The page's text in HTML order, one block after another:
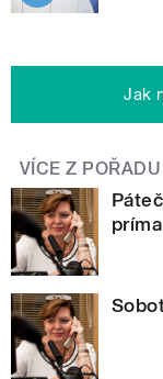
Jak
VÍCE Z POŘADU